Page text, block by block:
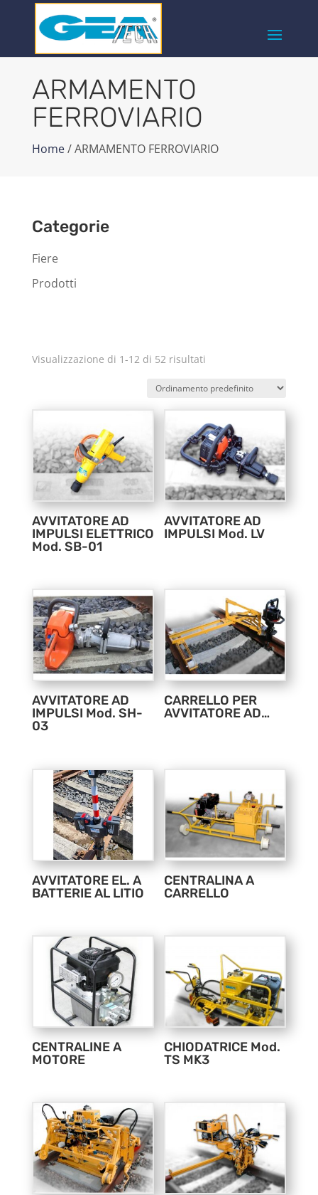
ARMAMENTO
FERROVIARIO
Home/ ARMAMENTO FERROVIARIO
Categorie
Fiere
Prodotti
Visualizzazione di 1-12 di 52 risultati
AVVITATORE AD
IMPULSI ELETTRICO
Mod. SB-01
AVVITATORE AD
IMPULSI Mod. LV
AVVITATORE AD
IMPULSI Mod. SH-
03
CARRELLO PER
AVVITATORE AD…
AVVITATORE EL. A
BATTERIE AL LITIO
CENTRALINA A
CARRELLO
CENTRALINE A
MOTORE
CHIODATRICE Mod.
TS MK3